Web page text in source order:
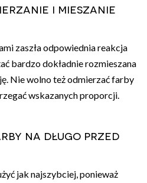
i mieszanie
zaszła odpowiednia reakcja
bardzo dokładnie rozmieszana
Nie wolno też odmierzać farby
wskazanych proporcji.
na długo przed
jak najszybciej, ponieważ